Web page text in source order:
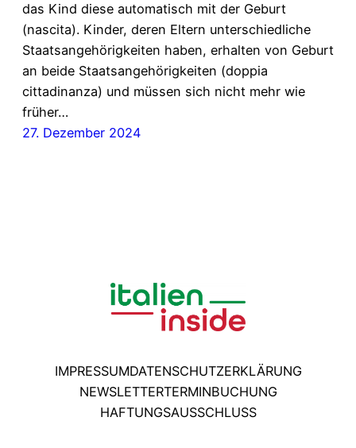
das Kind diese automatisch mit der Geburt
(nascita). Kinder, deren Eltern unterschiedliche
Staatsangehörigkeiten haben, erhalten von Geburt
an beide Staatsangehörigkeiten (doppia
cittadinanza) und müssen sich nicht mehr wie
früher…
27. Dezember 2024
IMPRESSUMDATENSCHUTZERKLÄRUNG
NEWSLETTERTERMINBUCHUNG
HAFTUNGSAUSSCHLUSS